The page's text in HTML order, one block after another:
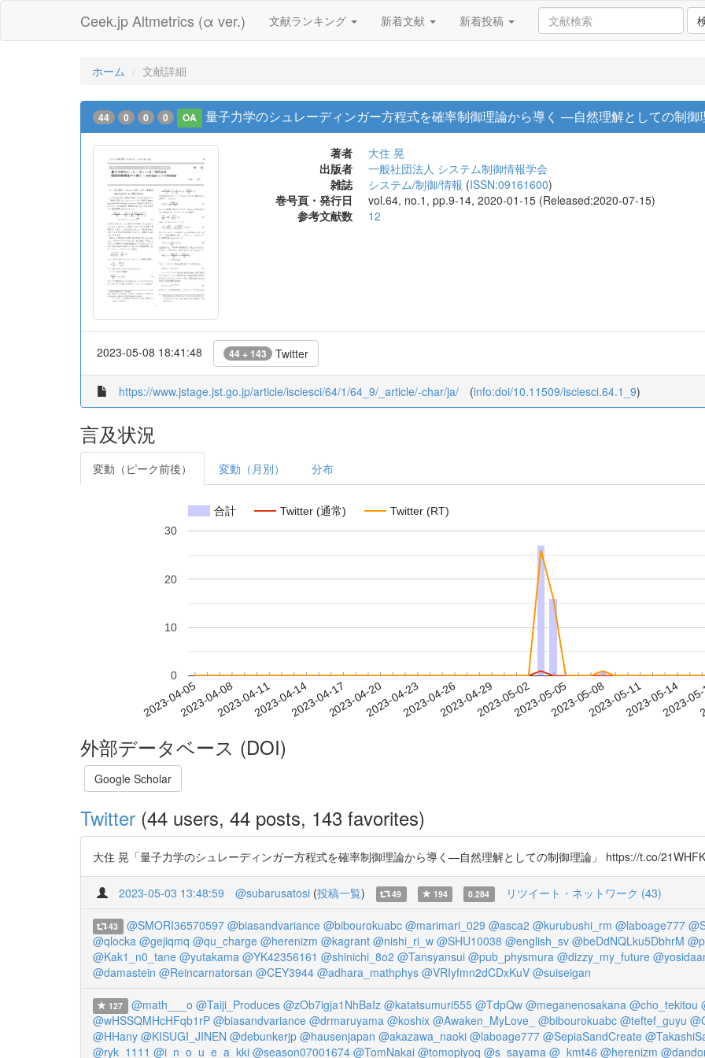
Ceek.jp Altmetrics (α ver.) 文献ランキング 新着文献 新着投稿
ホーム 文献詳細
44 0 0 0 OA 量子力学のシュレーディンガー方程式を確率制御理論から導く —自然理解としての制御
著者
大住 晃
出版者
一般社団法人 システム制御情報学会
雑誌
システム/制御/情報 (ISSN:09161600)
巻号頁・発行日
vol.64, no.1, pp.9-14, 2020-01-15 (Released:2020-07-15)
参考文献数
12
2023-05-08 18:41:48 44 + 143 Twitter
https://www.jstage.jst.go.jp/article/isciesci/64/1/64_9/_article/-char/ja/ (info:doi/10.11509/isciesci.64.1_9)
言及状況
変動（ピーク前後） 変動（月別） 分布
合計 Twitter (通常) Twitter (RT)
2023-04-052023-04-082023-04-112023-04-142023-04-172023-04-202023-04-232023-04-262023-04-292023-05-022023-05-052023-05-082023-05-112023-05-14
2023-
0
10
20
30
外部データベース (DOI)
Google Scholar
Twitter (44 users, 44 posts, 143 favorites)
大住 晃「量子力学のシュレーディンガー方程式を確率制御理論から導く—自然理解としての制御理論」 https://t.co/
2023-05-03 13:48:59 @subarusatosi (投稿一覧) 49 194 0.284 リツイート・ネットワーク (43)
43 @SMORI36570597 @biasandvariance @bibourokuabc @marimari_029 @asca2 @kurubushi_rm @laboage777
@qlocka @gejiqmq @qu_charge @herenizm @kagrant @nishi_ri_w @SHU10038 @english_sv @beDdNQLku5DbhrM
@Kak1_n0_tane @yutakama @YK42356161 @shinichi_8o2 @Tansyansui @pub_physmura @dizzy_my_future
@damastein @Reincarnatorsan @CEY3944 @adhara_mathphys @VRIyfmn2dCDxKuV @suiseigan
127 @math___o @Taiji_Produces @zOb7igja1NhBaIz @katatsumuri555 @TdpQw @meganenosakana @cho_tekitou
@wHSSQMHcHFqb1rP @biasandvariance @drmaruyama @koshix @Awaken_MyLove_ @bibourokuabc @teftef_guyu
@HHany @KISUGI_JINEN @debunkerjp @hausenjapan @akazawa_naoki @laboage777 @SepiaSandCreate
@ryk_1111 @i_n_o_u_e_a_kki @season07001674 @TomNakai @tomopiyoq @s_sayama @_kmt46 @herenizm